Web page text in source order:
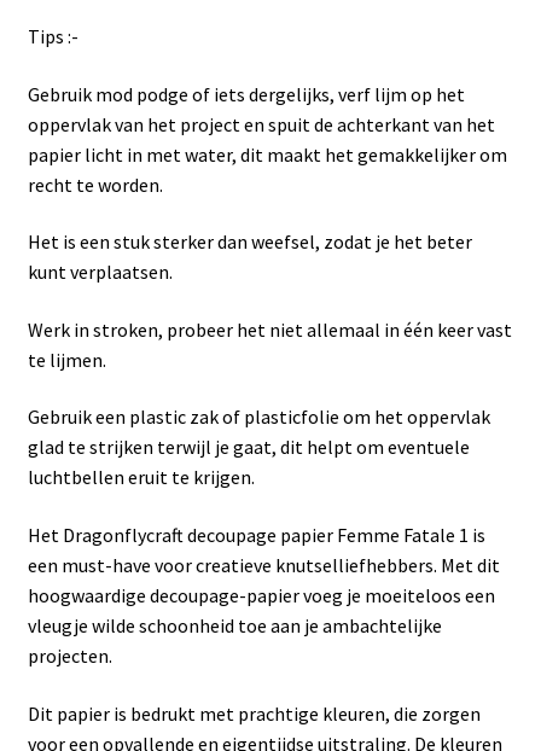
Tips :-
Gebruik mod podge of iets dergelijks, verf lijm op het
oppervlak van het project en spuit de achterkant van het
papier licht in met water, dit maakt het gemakkelijker om
recht te worden.
Het is een stuk sterker dan weefsel, zodat je het beter
kunt verplaatsen.
Werk in stroken, probeer het niet allemaal in één keer vast
te lijmen.
Gebruik een plastic zak of plasticfolie om het oppervlak
glad te strijken terwijl je gaat, dit helpt om eventuele
luchtbellen eruit te krijgen.
Het Dragonflycraft decoupage papier Femme Fatale 1 is
een must-have voor creatieve knutselliefhebbers. Met dit
hoogwaardige decoupage-papier voeg je moeiteloos een
vleugje wilde schoonheid toe aan je ambachtelijke
projecten.
Dit papier is bedrukt met prachtige kleuren, die zorgen
voor een opvallende en eigentijdse uitstraling. De kleuren